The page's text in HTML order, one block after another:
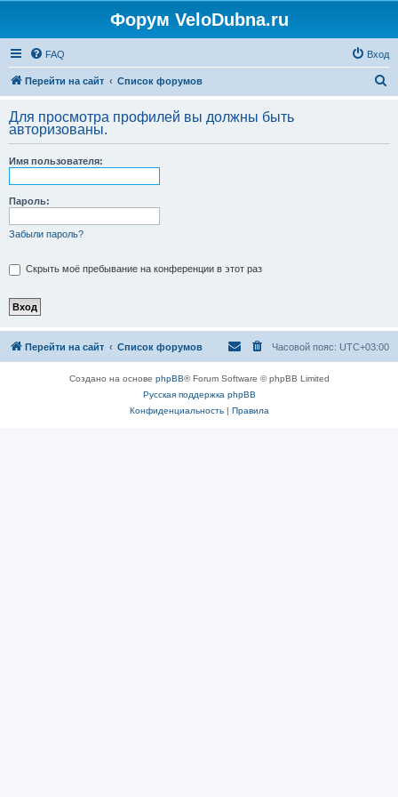
Форум VeloDubna.ru
FAQ Вход
Перейти на сайт Список форумов
с
Для просмотра профилей вы должны быть
авторизованы.
Имя пользователя:
Пароль:
Забыли пароль?
Скрыть моё пребывание на конференции в этот раз
Перейти на сайт Список форумов Часовой пояс: UTC+03:00
Создано на основе phpBB® Forum Software © phpBB Limited
Русская поддержка phpBB
Конфиденциальность| Правила